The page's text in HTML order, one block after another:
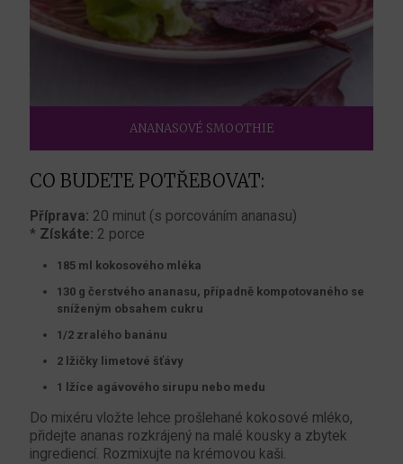
ANANASOVÉ SMOOTHIE
CO BUDETE POTŘEBOVAT:
Příprava: 20 minut (s porcováním ananasu)
* Získáte: 2 porce
185 ml kokosového mléka
130 g čerstvého ananasu, případně kompotovaného se
sníženým obsahem cukru
1/2 zralého banánu
2 lžičky limetové šťávy
1 lžíce agávového sirupu nebo medu
Do mixéru vložte lehce prošlehané kokosové mléko,
přidejte ananas rozkrájený na malé kousky a zbytek
ingrediencí. Rozmixujte na krémovou kaši.